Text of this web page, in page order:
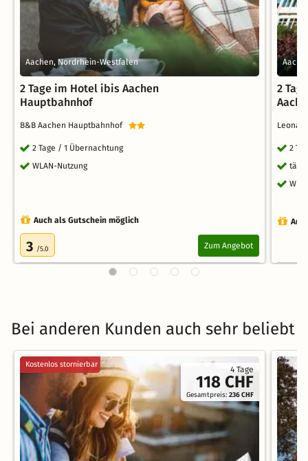
Aachen, Nordrhein-Westfalen
2 Tage im Hotel ibis Aachen
Hauptbahnhof
B&B Aachen Hauptbahnhof
2 Tage / 1 Übernachtung
WLAN-Nutzung
Auch als Gutschein möglich
3 /5.0 Zum Angebot
2
2
Bei anderen Kunden auch sehr beliebt
4 Tage
118 CHF
Gesamtpreis:236 CHF
Kostenlos stornierbar